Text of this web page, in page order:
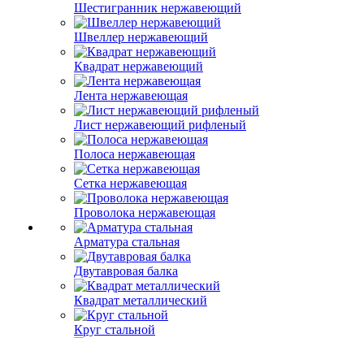
Шестигранник нержавеющий
Швеллер нержавеющий
Квадрат нержавеющий
Лента нержавеющая
Лист нержавеющий рифленый
Полоса нержавеющая
Сетка нержавеющая
Проволока нержавеющая
Арматура стальная
Двутавровая балка
Квадрат металлический
Круг стальной